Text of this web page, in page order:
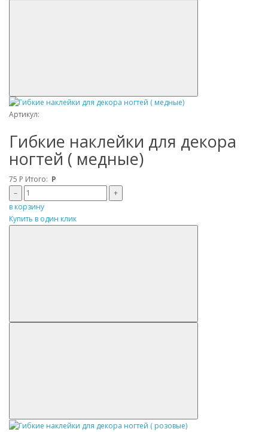
Артикул:
Гибкие наклейки для декора
ногтей ( медные)
75 Р Итого: Р
–
+
в корзину
Купить в один клик